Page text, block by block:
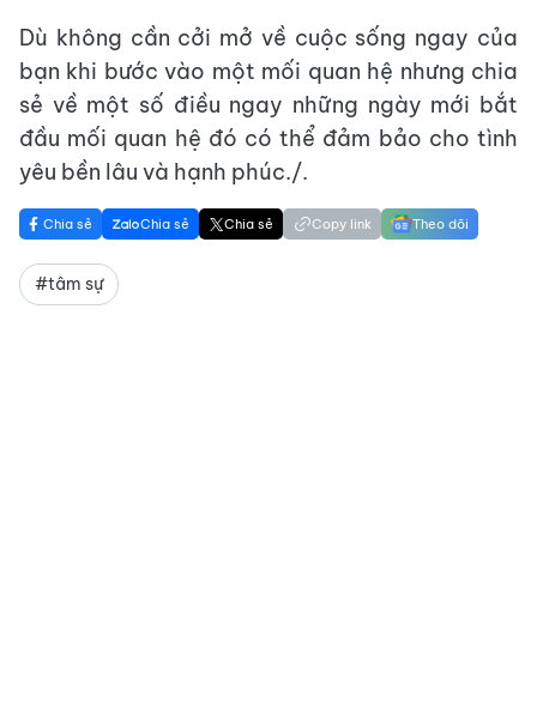
Dù không cần cởi mở về cuộc sống ngay của
bạn khi bước vào một mối quan hệ nhưng chia
sẻ về một số điều ngay những ngày mới bắt
đầu mối quan hệ đó có thể đảm bảo cho tình
yêu bền lâu và hạnh phúc./.
Chia sẻ Chia sẻ Chia sẻ Copy link Theo dõi
#tâm sự